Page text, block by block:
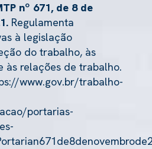
nº 671, de 8 de
Regulamenta
à legislação
do trabalho, às
às relações de trabalho.
www.gov.br/trabalho-
portarias-